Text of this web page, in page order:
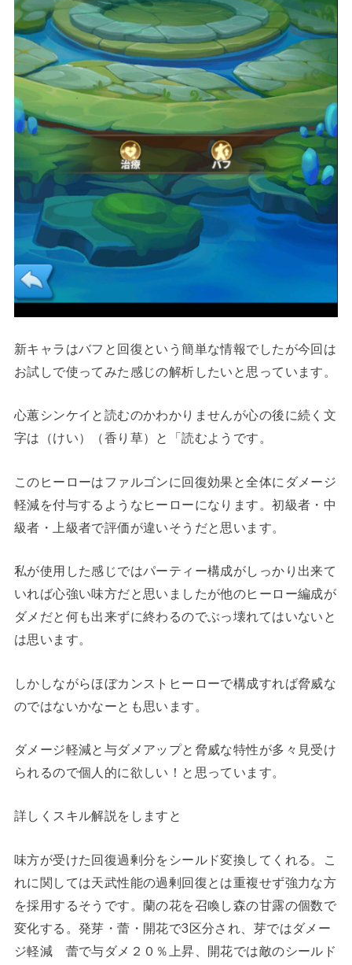
新キャラはバフと回復という簡単な情報でしたが今回は
お試しで使ってみた感じの解析したいと思っています。
心蕙シンケイと読むのかわかりませんが心の後に続く文
字は（けい）（香り草）と「読むようです。
このヒーローはファルゴンに回復効果と全体にダメージ
軽減を付与するようなヒーローになります。初級者・中
級者・上級者で評価が違いそうだと思います。
私が使用した感じではパーティー構成がしっかり出来て
いれば心強い味方だと思いましたが他のヒーロー編成が
ダメだと何も出来ずに終わるのでぶっ壊れてはいないと
は思います。
しかしながらほぼカンストヒーローで構成すれば脅威な
のではないかなーとも思います。
ダメージ軽減と与ダメアップと脅威な特性が多々見受け
られるので個人的に欲しい！と思っています。
詳しくスキル解説をしますと
味方が受けた回復過剰分をシールド変換してくれる。こ
れに関しては天武性能の過剰回復とは重複せず強力な方
を採用するそうです。蘭の花を召喚し森の甘露の個数で
変化する。発芽・蕾・開花で3区分され、芽ではダメー
ジ軽減 蕾で与ダメ２０％上昇、開花では敵のシールド